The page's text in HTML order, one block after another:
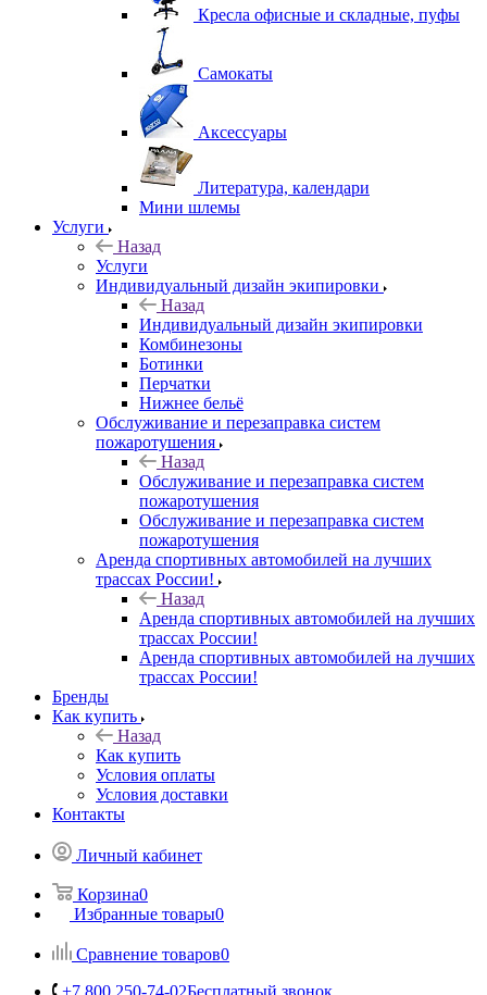
Кресла офисные и складные, пуфы
Самокаты
Аксессуары
Литература, календари
Мини шлемы
Услуги
Назад
Услуги
Индивидуальный дизайн экипировки
Назад
Индивидуальный дизайн экипировки
Комбинезоны
Ботинки
Перчатки
Нижнее бельё
Обслуживание и перезаправка систем
пожаротушения
Назад
Обслуживание и перезаправка систем
пожаротушения
Обслуживание и перезаправка систем
пожаротушения
Аренда спортивных автомобилей на лучших
трассах России!
Назад
Аренда спортивных автомобилей на лучших
трассах России!
Аренда спортивных автомобилей на лучших
трассах России!
Бренды
Как купить
Назад
Как купить
Условия оплаты
Условия доставки
Контакты
Личный кабинет
Корзина0
Избранные товары0
Сравнение товаров0
+7 800 250-74-02Бесплатный звонок